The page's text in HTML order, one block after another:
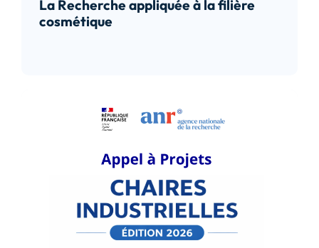
La Recherche appliquée à la filière
cosmétique